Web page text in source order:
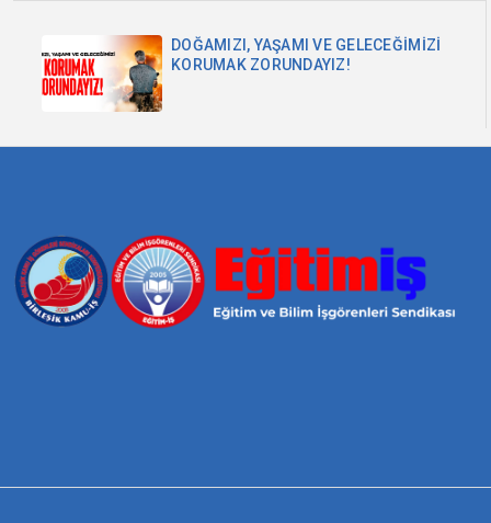
DOĞAMIZI, YAŞAMI VE GELECEĞİMİZİ
KORUMAK ZORUNDAYIZ!